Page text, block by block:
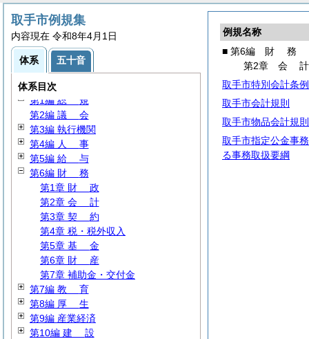
例規名称
■ 第6編 財 務
第2章 会計
取手市特別会計条例
取手市会計規則
取手市物品会計規則
取手市指定公金事
る事務取扱要綱
取手市例規集
内容現在 令和8年4月1日
体系 五十音
体系目次
第1編 総 規
第2編 議 会
第3編 執行機関
第4編 人 事
第5編 給 与
第6編 財 務
第1章 財 政
第2章 会 計
第3章 契 約
第4章 税・税外収入
第5章 基 金
第6章 財 産
第7章 補助金・交付金
第7編 教 育
第8編 厚 生
第9編 産業経済
第10編 建 設